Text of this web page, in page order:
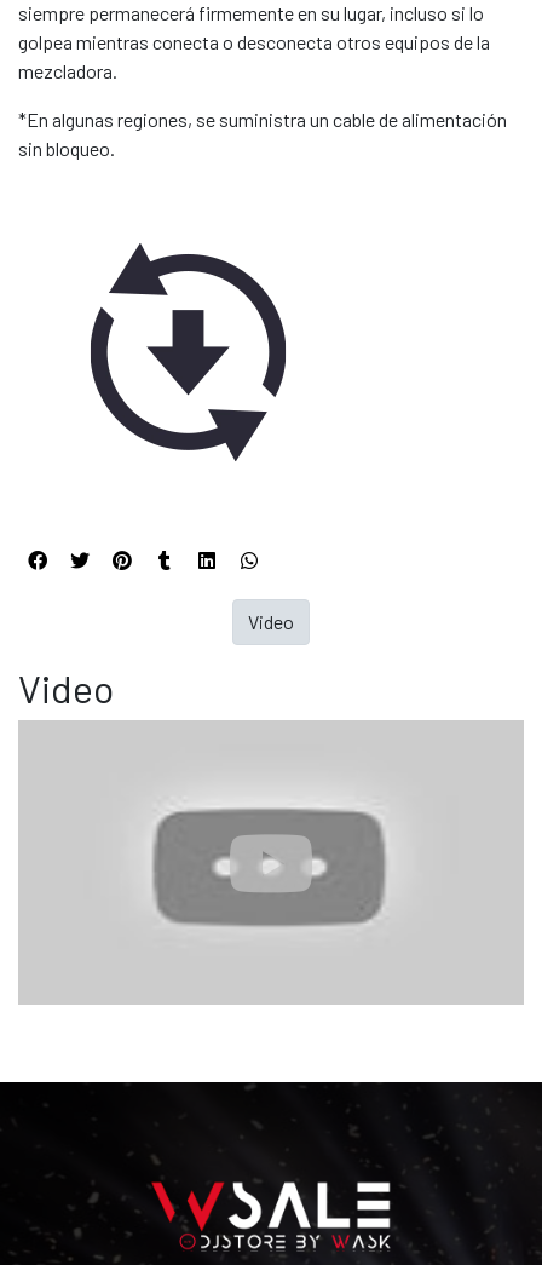
siempre permanecerá firmemente en su lugar, incluso si lo
golpea mientras conecta o desconecta otros equipos de la
mezcladora.
*En algunas regiones, se suministra un cable de alimentación
sin bloqueo.
Video
Video